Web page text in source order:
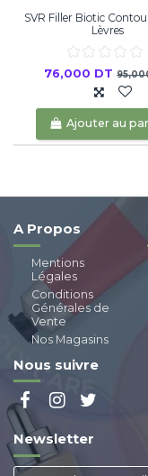
SVR Filler Biotic
Lèvres
76,000 DT
Ajouter au
A Propos
Mentions
Légales
Conditions
Générales de
Vente
Nos Magasins
Nous suivre
Newsletter